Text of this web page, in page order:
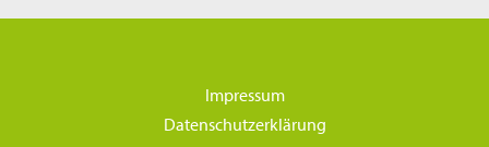
Impressum
Datenschutzerklärung